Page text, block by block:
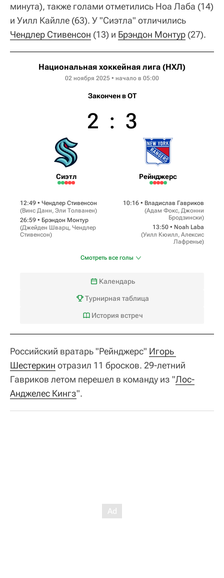
минута), также голами отметились Ноа Лаба (14)
и Уилл Кайлле (63). У "Сиэтла" отличились
Чендлер Стивенсон (13) и Брэндон Монтур (27).
Национальная хоккейная лига (НХЛ)
02 ноября 2025 • начало в 05:00
Закончен в OT
Сиэтл
2 : 3
Рейнджерс
12:49 • Чендлер Стивенсон
(Винс Данн, Эли Толванен)
26:59 • Брэндон Монтур
(Джейден Шварц, Чендлер
Стивенсон)
10:16 • Владислав Гавриков
(Адам Фокс, Джонни
Бродзински)
13:50 • Noah Laba
(Уилл Кюилл, Алексис
Лафренье)
Смотреть все голы
Календарь
Турнирная таблица
История встреч
Российский вратарь "Рейнджерс" Игорь
Шестеркин отразил 11 бросков. 29-летний
Гавриков летом перешел в команду из "Лос-
Анджелес Кингз".